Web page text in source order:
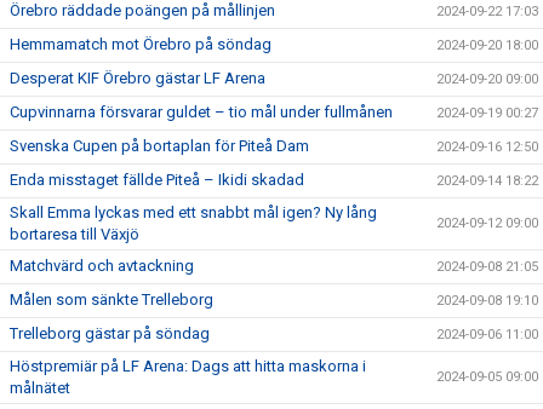
Örebro räddade poängen på mållinjen 2024-09-22 17:03
Hemmamatch mot Örebro på söndag 2024-09-20 18:00
Desperat KIF Örebro gästar LF Arena 2024-09-20 09:00
Cupvinnarna försvarar guldet – tio mål under fullmånen 2024-09-19 00:27
Svenska Cupen på bortaplan för Piteå Dam 2024-09-16 12:50
Enda misstaget fällde Piteå – Ikidi skadad 2024-09-14 18:22
Skall Emma lyckas med ett snabbt mål igen? Ny lång
bortaresa till Växjö
2024-09-12 09:00
Matchvärd och avtackning 2024-09-08 21:05
Målen som sänkte Trelleborg 2024-09-08 19:10
Trelleborg gästar på söndag 2024-09-06 11:00
Höstpremiär på LF Arena: Dags att hitta maskorna i
målnätet
2024-09-05 09:00